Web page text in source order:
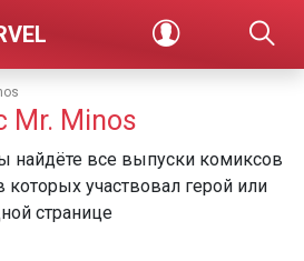
Mr. Minos
найдёте все выпуски комиксов
участвовал герой или
странице